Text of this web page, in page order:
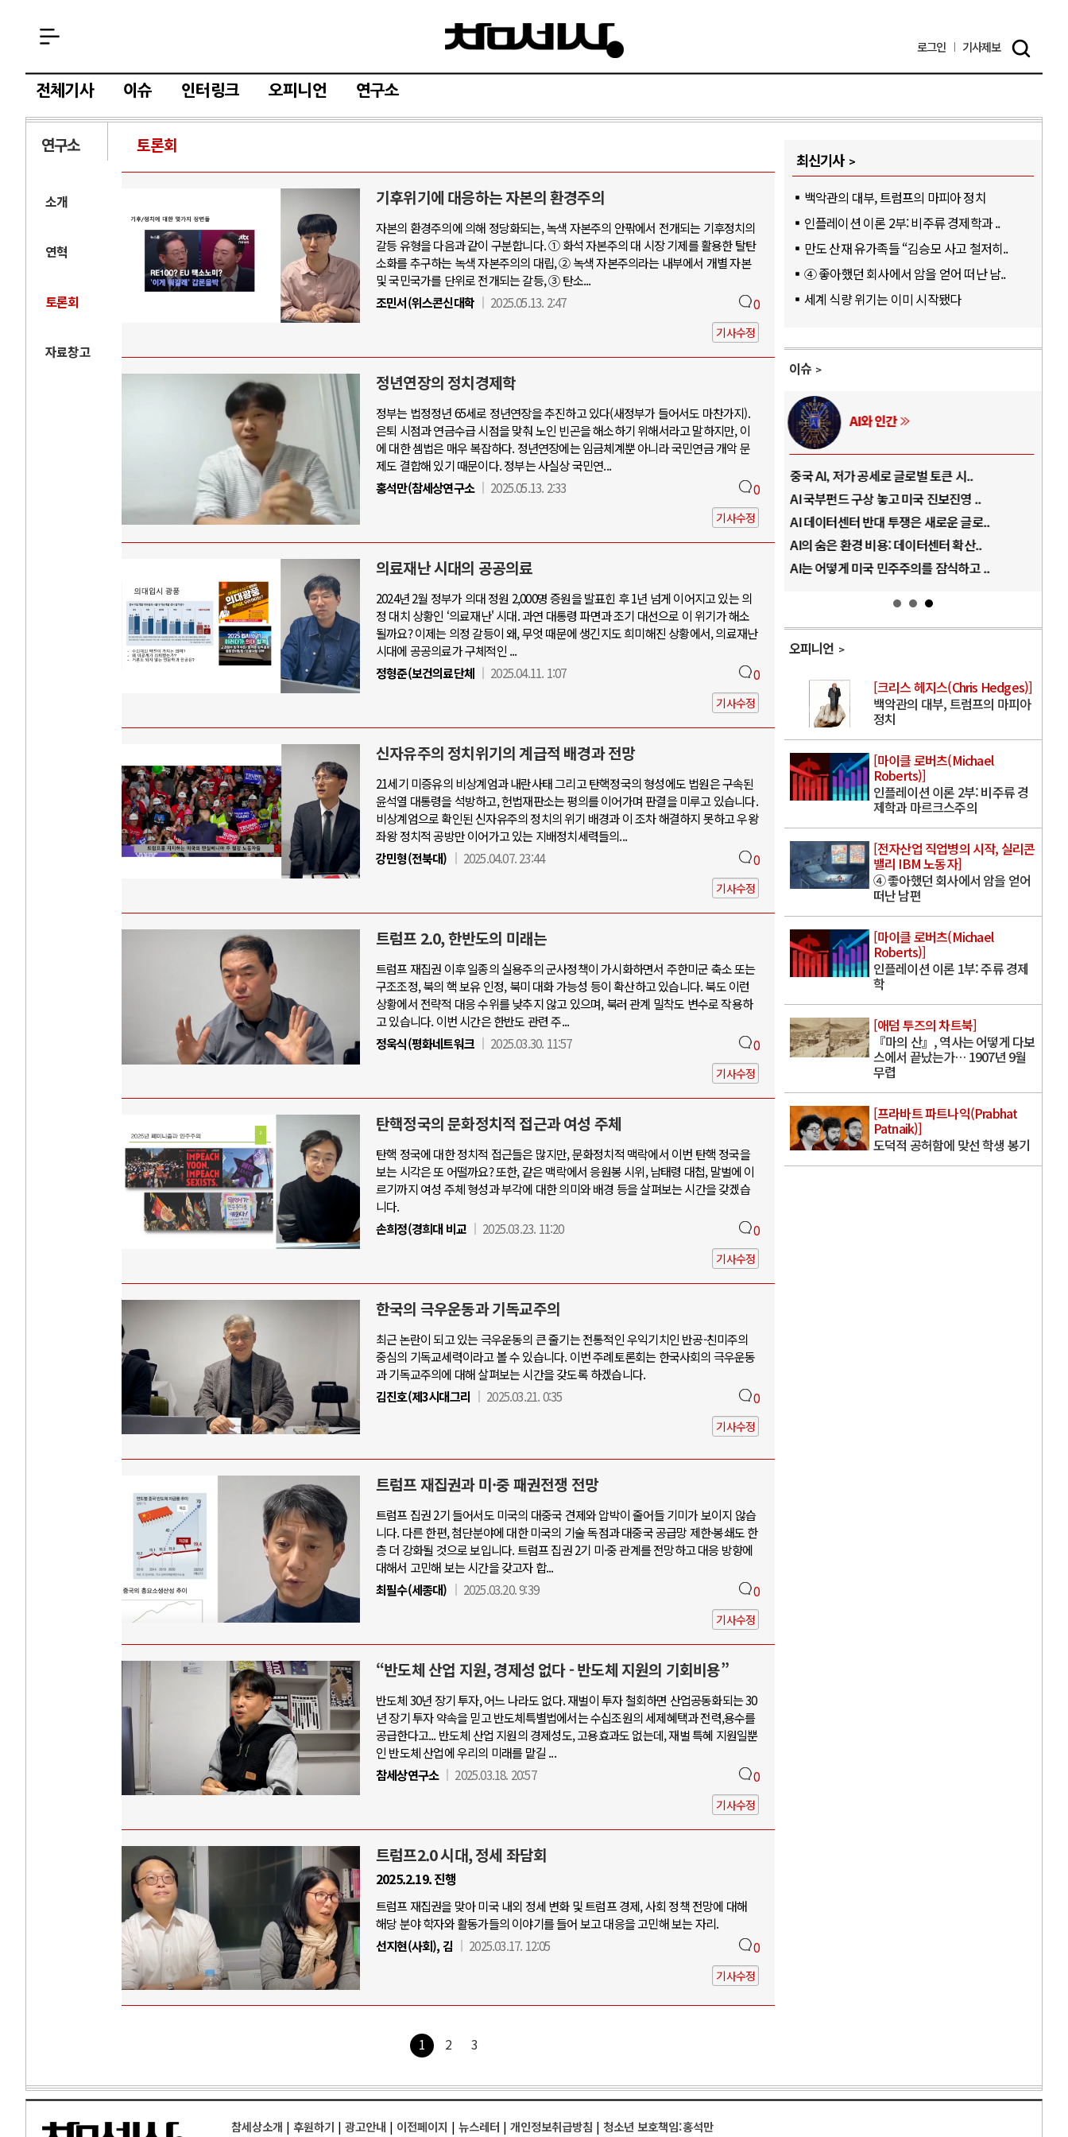
로그인 기사제보
전체기사 이슈 인터링크 오피니언 연구소
연구소 토론회
소개
연혁
토론회
자료창고
기후위기에 대응하는 자본의 환경주의
자본의 환경주의에 의해 정당화되는, 녹색 자본주의 안팎에서 전개되는 기후정치의
갈등 유형을 다음과 같이 구분합니다. ① 화석 자본주의 대 시장 기제를 활용한 탈탄
소화를 추구하는 녹색 자본주의의 대립, ② 녹색 자본주의라는 내부에서 개별 자본
및 국민국가를 단위로 전개되는 갈등, ③ 탄소...
조민서(위스콘신대학
2025.05.13. 2:47 0
기사수정
정년연장의 정치경제학
정부는 법정정년 65세로 정년연장을 추진하고 있다(새정부가 들어서도 마찬가지).
은퇴 시점과 연금수급 시점을 맞춰 노인 빈곤을 해소하기 위해서라고 말하지만, 이
에 대한 셈법은 매우 복잡하다. 정년연장에는 임금체계뿐 아니라 국민연금 개악 문
제도 결합해 있기 때문이다. 정부는 사실상 국민연...
홍석만(참세상연구소
2025.05.13. 2:33 0
기사수정
의료재난 시대의 공공의료
2024년 2월 정부가 의대 정원 2,000명 증원을 발표힌 후 1년 넘게 이어지고 있는 의
정 대치 상황인 ‘의료재난' 시대. 과연 대통령 파면과 조기 대선으로 이 위기가 해소
될까요? 이제는 의정 갈등이 왜, 무엇 때문에 생긴지도 희미해진 상황에서, 의료재난
시대에 공공의료가 구체적인 ...
정형준(보건의료단체
2025.04.11. 1:07 0
기사수정
신자유주의 정치위기의 계급적 배경과 전망
21세기 미증유의 비상계엄과 내란사태 그리고 탄핵정국의 형성에도 법원은 구속된
윤석열 대통령을 석방하고, 헌법재판소는 평의를 이어가며 판결을 미루고 있습니다.
비상계엄으로 확인된 신자유주의 정치의 위기 배경과 이 조차 해결하지 못하고 우왕
좌왕 정치적 공방만 이어가고 있는 지배정치세력들의...
강민형(전북대)
2025.04.07. 23:44 0
기사수정
트럼프 2.0, 한반도의 미래는
트럼프 재집권 이후 일종의 실용주의 군사정책이 가시화하면서 주한미군 축소 또는
구조조정, 북의 핵 보유 인정, 북미 대화 가능성 등이 확산하고 있습니다. 북도 이런
상황에서 전략적 대응 수위를 낮추지 않고 있으며, 북러 관계 밀착도 변수로 작용하
고 있습니다. 이번 시간은 한반도 관련 주...
정욱식(평화네트워크
2025.03.30. 11:57 0
기사수정
탄핵정국의 문화정치적 접근과 여성 주체
탄핵 정국에 대한 정치적 접근들은 많지만, 문화정치적 맥락에서 이번 탄핵 정국을
보는 시각은 또 어떨까요? 또한, 같은 맥락에서 응원봉 시위, 남태령 대첩, 말벌에 이
르기까지 여성 주체 형성과 부각에 대한 의미와 배경 등을 살펴보는 시간을 갖겠습
니다.
손희정(경희대 비교
2025.03.23. 11:20 0
기사수정
한국의 극우운동과 기독교주의
최근 논란이 되고 있는 극우운동의 큰 줄기는 전통적인 우익기치인 반공-친미주의
중심의 기독교세력이라고 볼 수 있습니다. 이번 주례토론회는 한국사회의 극우운동
과 기독교주의에 대해 살펴보는 시간을 갖도록 하겠습니다.
김진호(제3시대그리
2025.03.21. 0:35 0
기사수정
트럼프 재집권과 미·중 패권전쟁 전망
트럼프 집권 2기 들어서도 미국의 대중국 견제와 압박이 줄어들 기미가 보이지 않습
니다. 다른 한편, 첨단분야에 대한 미국의 기술 독점과 대중국 공급망 제한·봉쇄도 한
층 더 강화될 것으로 보입니다. 트럼프 집권 2기 미·중 관계를 전망하고 대응 방향에
대해서 고민해 보는 시간을 갖고자 합...
최필수(세종대)
2025.03.20. 9:39 0
기사수정
“반도체 산업 지원, 경제성 없다 - 반도체 지원의 기회비용”
반도체 30년 장기 투자, 어느 나라도 없다. 재벌이 투자 철회하면 산업공동화되는 30
년 장기 투자 약속을 믿고 반도체특별법에서는 수십조원의 세제혜택과 전력,용수를
공급한다고... 반도체 산업 지원의 경제성도, 고용효과도 없는데, 재벌 특혜 지원일뿐
인 반도체 산업에 우리의 미래를 맡길 ...
참세상연구소
2025.03.18. 20:57 0
기사수정
트럼프2.0 시대, 정세 좌담회
2025.2.19. 진행
트럼프 재집권을 맞아 미국 내외 정세 변화 및 트럼프 경제, 사회 정책 전망에 대해
해당 분야 학자와 활동가들의 이야기를 들어 보고 대응을 고민해 보는 자리.
선지현(사회), 김
2025.03.17. 12:05 0
기사수정
1 2 3
최신기사
백악관의 대부, 트럼프의 마피아 정치
인플레이션 이론 2부: 비주류 경제학과 ..
만도 산재 유가족들 “김승모 사고 철저히..
④ 좋아했던 회사에서 암을 얻어 떠난 남..
세계 식량 위기는 이미 시작됐다
이슈
중국 AI, 저가 공세로 글로벌 토큰 시..
AI 국부펀드 구상 놓고 미국 진보진영 ..
AI 데이터센터 반대 투쟁은 새로운 글로..
AI의 숨은 환경 비용: 데이터센터 확산..
러시아-우크라이나 전쟁
전쟁의 추상화: 우크라이나, 대리전의 역..
EU·우크라이나 드론 협력 직후, 러시아..
나토, 우크라 군사지원 2027년까지 공..
우크라이나, 덴마크, 에스토니아, 네덜란..
러·우크라, 대규모 공습 주고받아…민간 ..
중동 위기
호르무즈 갈등 격화, 트럼프 정치·경제 ..
호르무즈 해협 통행료를 철회한 트럼프
이란, 호르무즈 해협 봉쇄 선택한 배경
트럼프, 이란 압박수단 한계 직면
AI와 인간
중국 AI, 저가 공세로 글로벌 토큰 시..
AI 국부펀드 구상 놓고 미국 진보진영 ..
AI 데이터센터 반대 투쟁은 새로운 글로..
AI의 숨은 환경 비용: 데이터센터 확산..
AI는 어떻게 미국 민주주의를 잠식하고 ..
오피니언
[크리스 헤지스(Chris Hedges)]
백악관의 대부, 트럼프의 마피아
정치
[마이클 로버츠(Michael
Roberts)]
인플레이션 이론 2부: 비주류 경
제학과 마르크스주의
[전자산업 직업병의 시작, 실리콘
밸리 IBM 노동자]
④ 좋아했던 회사에서 암을 얻어
떠난 남편
[마이클 로버츠(Michael
Roberts)]
인플레이션 이론 1부: 주류 경제
학
[애덤 투즈의 차트북]
『마의 산』, 역사는 어떻게 다보
스에서 끝났는가… 1907년 9월
무렵
[프라바트 파트나익(Prabhat
Patnaik)]
도덕적 공허함에 맞선 학생 봉기
참세상소개 | 후원하기 | 광고안내 | 이전페이지 | 뉴스레터 | 개인정보취급방침 | 청소년 보호책임:홍석만